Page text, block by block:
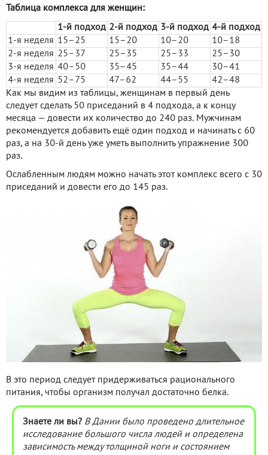
Таблица комплекса для женщин:
1-й подход 2-й подход 3-й подход 4-й подход
1-я неделя 15–25 15–20 10–20
10–18
2-я неделя 25–37 25–35 25–33
25–30
3-я неделя 40–50 35–45 35–44
30–41
4-я неделя 52–75 47–62 44–55
42–48
Как мы видим из таблицы, женщинам в первый день
следует сделать 50 приседаний в 4 подхода, а к концу
месяца — довести их количество до 240 раз. Мужчинам
рекомендуется добавить ещё один подход и начинать с 60
раз, а на 30-й день уже уметь выполнить упражнение 300
раз.
Ослабленным людям можно начать этот комплекс всего с 30
приседаний и довести его до 145 раз.
В это период следует придерживаться рационального
питания, чтобы организм получал достаточно белка.
Знаете ли вы? В Дании было проведено длительное
исследование большого числа людей и определена
зависимость между толщиной ноги и состоянием